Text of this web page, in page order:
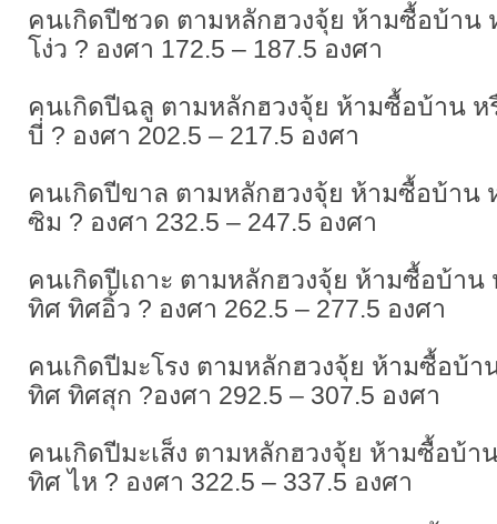
คนเกิดปีชวด ตามหลักฮวงจุ้ย ห้ามซื้อบ้าน
โง่ว ? องศา 172.5 – 187.5 องศา
คนเกิดปีฉลู ตามหลักฮวงจุ้ย ห้ามซื้อบ้าน ห
บี่ ? องศา 202.5 – 217.5 องศา
คนเกิดปีขาล ตามหลักฮวงจุ้ย ห้ามซื้อบ้าน
ซิม ? องศา 232.5 – 247.5 องศา
คนเกิดปีเถาะ ตามหลักฮวงจุ้ย ห้ามซื้อบ้าน
ทิศ ทิศอิ้ว ? องศา 262.5 – 277.5 องศา
คนเกิดปีมะโรง ตามหลักฮวงจุ้ย ห้ามซื้อบ้า
ทิศ ทิศสุก ?องศา 292.5 – 307.5 องศา
คนเกิดปีมะเส็ง ตามหลักฮวงจุ้ย ห้ามซื้อบ้า
ทิศ ไห ? องศา 322.5 – 337.5 องศา